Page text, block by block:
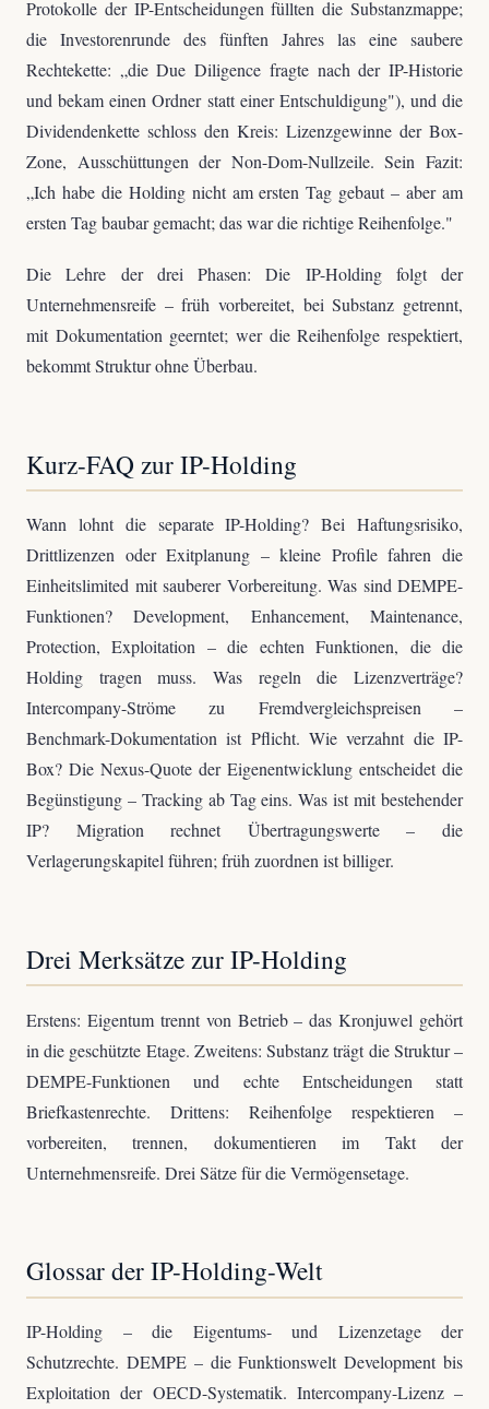
Protokolle der IP-Entscheidungen füllten die Substanzmappe;
die Investorenrunde des fünften Jahres las eine saubere
Rechtekette: „die Due Diligence fragte nach der IP-Historie
und bekam einen Ordner statt einer Entschuldigung"), und die
Dividendenkette schloss den Kreis: Lizenzgewinne der Box-
Zone, Ausschüttungen der Non-Dom-Nullzeile. Sein Fazit:
„Ich habe die Holding nicht am ersten Tag gebaut – aber am
ersten Tag baubar gemacht; das war die richtige Reihenfolge."
Die Lehre der drei Phasen: Die IP-Holding folgt der
Unternehmensreife – früh vorbereitet, bei Substanz getrennt,
mit Dokumentation geerntet; wer die Reihenfolge respektiert,
bekommt Struktur ohne Überbau.
Kurz-FAQ zur IP-Holding
Wann lohnt die separate IP-Holding? Bei Haftungsrisiko,
Drittlizenzen oder Exitplanung – kleine Profile fahren die
Einheitslimited mit sauberer Vorbereitung. Was sind DEMPE-
Funktionen? Development, Enhancement, Maintenance,
Protection, Exploitation – die echten Funktionen, die die
Holding tragen muss. Was regeln die Lizenzverträge?
Intercompany-Ströme zu Fremdvergleichspreisen –
Benchmark-Dokumentation ist Pflicht. Wie verzahnt die IP-
Box? Die Nexus-Quote der Eigenentwicklung entscheidet die
Begünstigung – Tracking ab Tag eins. Was ist mit bestehender
IP? Migration rechnet Übertragungswerte – die
Verlagerungskapitel führen; früh zuordnen ist billiger.
Drei Merksätze zur IP-Holding
Erstens: Eigentum trennt von Betrieb – das Kronjuwel gehört
in die geschützte Etage. Zweitens: Substanz trägt die Struktur –
DEMPE-Funktionen und echte Entscheidungen statt
Briefkastenrechte. Drittens: Reihenfolge respektieren –
vorbereiten, trennen, dokumentieren im Takt der
Unternehmensreife. Drei Sätze für die Vermögensetage.
Glossar der IP-Holding-Welt
IP-Holding – die Eigentums- und Lizenzetage der
Schutzrechte. DEMPE – die Funktionswelt Development bis
Exploitation der OECD-Systematik. Intercompany-Lizenz –